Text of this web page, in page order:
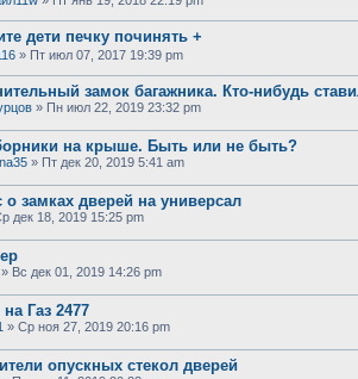
дети печку починять +
» Пт июл 07, 2017 19:39 pm
замок багажника. Кто-нибудь
» Пн июл 22, 2019 23:32 pm
на крыше. Быть или не быть?
» Пт дек 20, 2019 5:41 am
о замках дверей на универсал
дек 18, 2019 15:25 pm
» Вс дек 01, 2019 14:26 pm
Газ 2477
» Ср ноя 27, 2019 20:16 pm
опускных стекол дверей